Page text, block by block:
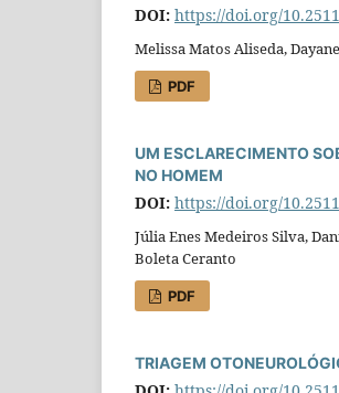
DOI: https://doi.org/
Melissa Matos Aliseda,
PDF
UM ESCLARECIMENTO
NO HOMEM
DOI: https://doi.org/
Júlia Enes Medeiros Silva,
Boleta Ceranto
PDF
TRIAGEM